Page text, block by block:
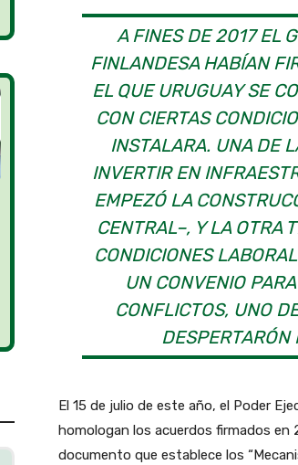
A FINES DE 2017 EL
FINLANDESA HABÍAN
EL QUE URUGUAY SE
CON CIERTAS
INSTALARA. UNA DE
INVERTIR EN
EMPEZÓ LA
CENTRAL–, Y LA OTRA
CONDICIONES
UN CONVENIO
CONFLICTOS, UNO
DESPERTARÓN
El 15 de julio de este año, el Poder
homologan los acuerdos firmados en
documento que establece los